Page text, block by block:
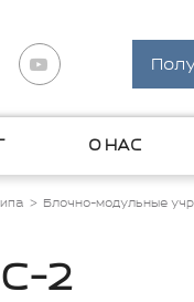
О НАС
Блочно-модульные
2